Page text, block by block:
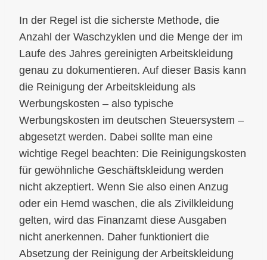
In der Regel ist die sicherste Methode, die
Anzahl der Waschzyklen und die Menge der im
Laufe des Jahres gereinigten Arbeitskleidung
genau zu dokumentieren. Auf dieser Basis kann
die Reinigung der Arbeitskleidung als
Werbungskosten – also typische
Werbungskosten im deutschen Steuersystem –
abgesetzt werden. Dabei sollte man eine
wichtige Regel beachten: Die Reinigungskosten
für gewöhnliche Geschäftskleidung werden
nicht akzeptiert. Wenn Sie also einen Anzug
oder ein Hemd waschen, die als Zivilkleidung
gelten, wird das Finanzamt diese Ausgaben
nicht anerkennen. Daher funktioniert die
Absetzung der Reinigung der Arbeitskleidung